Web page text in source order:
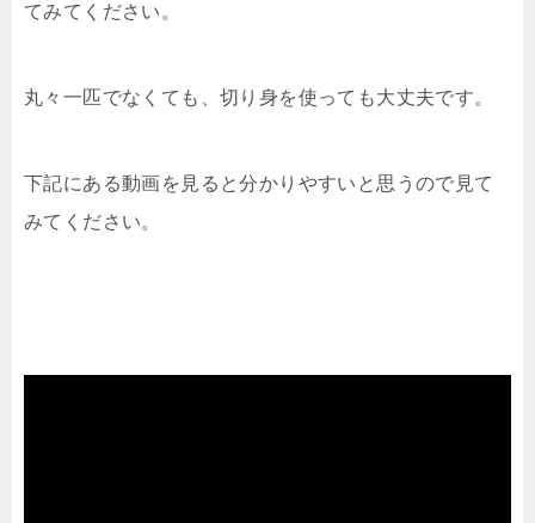
てみてください。
丸々一匹でなくても、切り身を使っても大丈夫です。
下記にある動画を見ると分かりやすいと思うので見て
みてください。